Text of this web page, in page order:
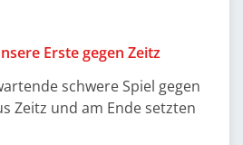
Erste gegen Zeitz
schwere Spiel gegen
Zeitz und am Ende setzten